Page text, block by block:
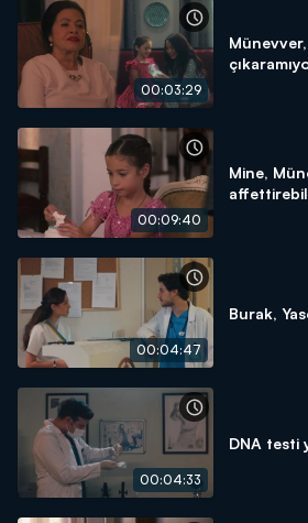
00:03:29
00:09:40
Mine,
00:04:47
Burak,
00:04:33
DNA testi